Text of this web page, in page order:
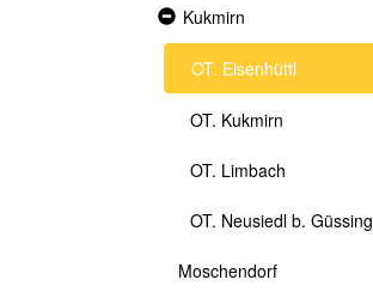
Expanded
Kukmirn
OT. Eisenhüttl
OT. Kukmirn
OT. Limbach
OT. Neusiedl b. Güssing
Moschendorf